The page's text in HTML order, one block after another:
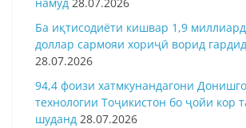
намуд 28.07.2026
Ба иқтисодиёти кишвар 1,9 миллиард
доллар сармояи хориҷӣ ворид гардид
28.07.2026
94,4 фоизи хатмкунандагони
технологии Тоҷикистон бо ҷойи кор
шуданд 28.07.2026